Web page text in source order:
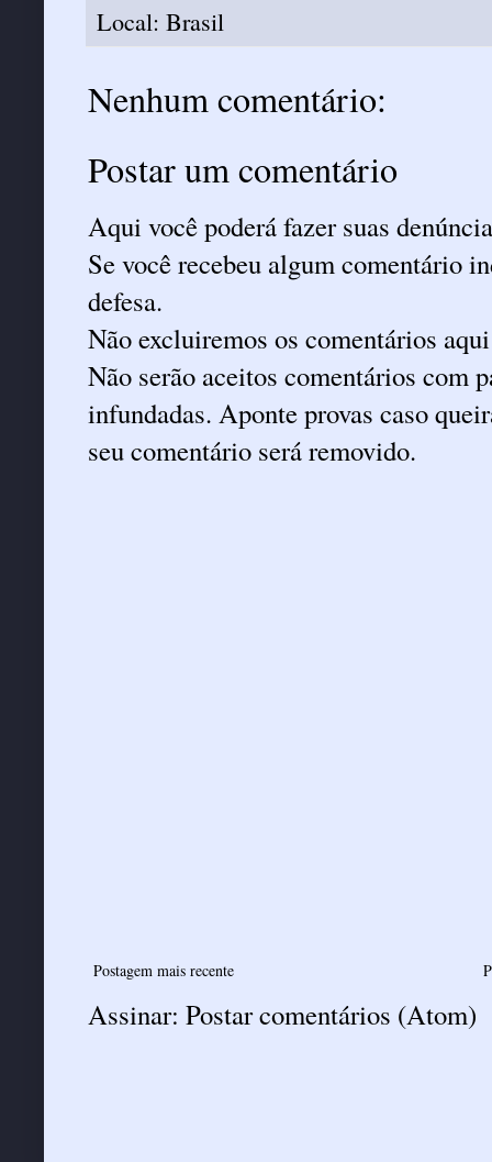
Local: Brasil
Nenhum comentário:
Postar um comentário
Aqui você poderá fazer suas
Se você recebeu algum comentário
defesa.
Não excluiremos os comentários
Não serão aceitos comentários com
infundadas. Aponte provas caso
seu comentário será removido.
Postagem mais recente
Assinar: Postar comentários (Atom)